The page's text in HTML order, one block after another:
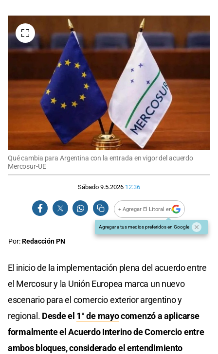
Qué cambia para Argentina con la entrada en vigor del acuerdo
Mercosur-UE
Sábado 9.5.2026 12:36
+ Agregar El Litoral en
Agregar a tus medios preferidos en Google
Por:Redacción PN
El inicio de la implementación plena del acuerdo entre
el Mercosur y la Unión Europea marca un nuevo
escenario para el comercio exterior argentino y
regional. Desde el 1° de mayocomenzó a aplicarse
formalmente el Acuerdo Interino de Comercio entre
ambos bloques, considerado el entendimiento